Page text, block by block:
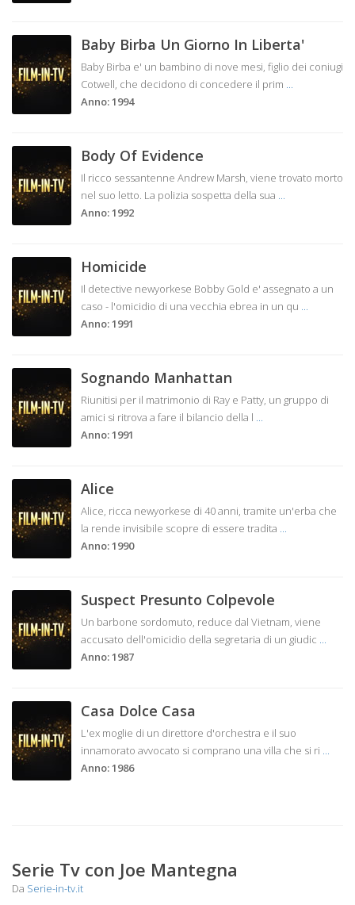
Baby Birba Un Giorno In Liberta'
Baby Birba e' un bambino di nove mesi, figlio dei coniugi
Cotwell, che decidono di concedere il prim ...
Anno: 1994
Body Of Evidence
Il ricco sessantenne Andrew Marsh, viene trovato morto
nel suo letto. La polizia sospetta della sua ...
Anno: 1992
Homicide
Il detective newyorkese Bobby Gold e' assegnato a un
caso - l'omicidio di una vecchia ebrea in un qu ...
Anno: 1991
Sognando Manhattan
Riunitisi per il matrimonio di Ray e Patty, un gruppo di
amici si ritrova a fare il bilancio della l ...
Anno: 1991
Alice
Alice, ricca newyorkese di 40 anni, tramite un'erba che
la rende invisibile scopre di essere tradita ...
Anno: 1990
Suspect Presunto Colpevole
Un barbone sordomuto, reduce dal Vietnam, viene
accusato dell'omicidio della segretaria di un giudic ...
Anno: 1987
Casa Dolce Casa
L'ex moglie di un direttore d'orchestra e il suo
innamorato avvocato si comprano una villa che si ri ...
Anno: 1986
Serie Tv con Joe Mantegna
Da Serie-in-tv.it